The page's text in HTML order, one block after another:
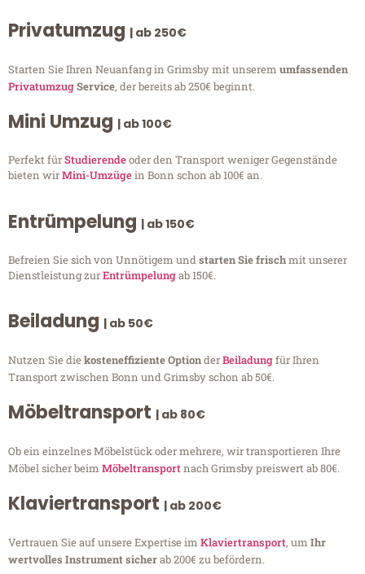
Privatumzug | ab 250€
Starten Sie Ihren Neuanfang in Grimsby mit unserem umfassenden
PrivatumzugService, der bereits ab 250€ beginnt.
Mini Umzug | ab 100€
Perfekt fürStudierendeoder den Transport weniger Gegenstände
bieten wirMini-Umzügein Bonn schon ab 100€ an.
Entrümpelung | ab 150€
Befreien Sie sich von Unnötigem undstarten Sie frischmit unserer
Dienstleistung zurEntrümpelungab 150€.
Beiladung | ab 50€
Nutzen Sie diekosteneffiziente OptionderBeiladungfür Ihren
Transport zwischen Bonn und Grimsby schon ab 50€.
Möbeltransport | ab 80€
Ob ein einzelnes Möbelstück oder mehrere, wir transportieren Ihre
Möbel sicher beim Möbeltransportnach Grimsby preiswert ab 80€.
Klaviertransport | ab 200€
Vertrauen Sie auf unsere Expertise im Klaviertransport, um Ihr
wertvolles Instrument sicherab 200€ zu befördern.